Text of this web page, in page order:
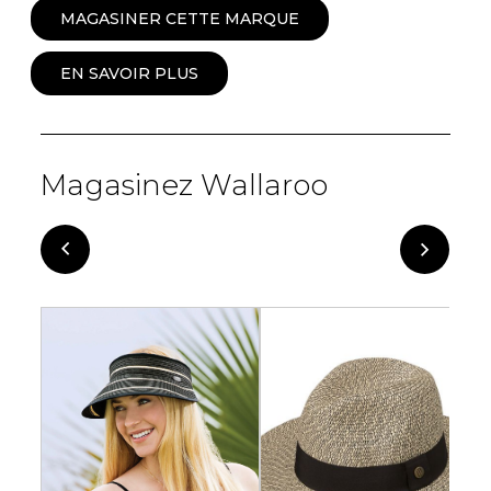
MAGASINER CETTE MARQUE
EN SAVOIR PLUS
Magasinez Wallaroo